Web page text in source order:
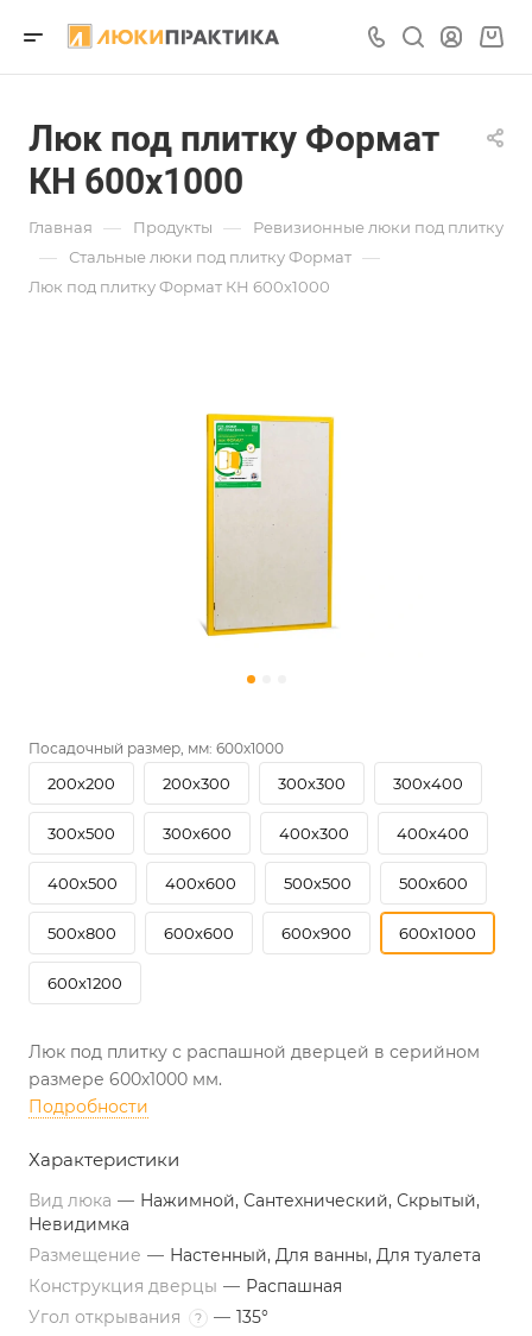
Люк под плитку Формат
КН 600х1000
Главная — Продукты — Ревизионные люки под плитку
— Стальные люки под плитку Формат —
Люк под плитку Формат КН 600х1000
Посадочный размер, мм: 600х1000
200х200 200х300 300х300 300х400
300х500 300х600 400х300 400х400
400х500 400х600 500х500 500х600
500х800 600х600 600х900 600х1000
600х1200
Люк под плитку с распашной дверцей в серийном
размере 600х1000 мм.
Подробности
Характеристики
Вид люка — Нажимной, Сантехнический, Скрытый,
Невидимка
Размещение — Настенный, Для ванны, Для туалета
Конструкция дверцы — Распашная
Угол открывания
? — 135°